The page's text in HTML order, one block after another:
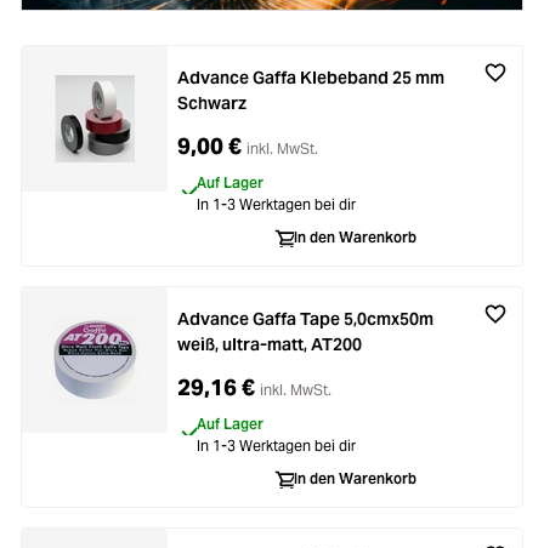
Advance Gaffa Klebeband 25 mm
Schwarz
9,00 € inkl. MwSt.
Auf Lager
In 1-3 Werktagen bei dir
In den Warenkorb
Advance Gaffa Tape 5,0cmx50m
weiß, ultra-matt, AT200
29,16 € inkl. MwSt.
Auf Lager
In 1-3 Werktagen bei dir
In den Warenkorb